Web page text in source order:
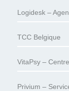
Logidesk –
TCC Belgique
VitaPsy –
Privium –